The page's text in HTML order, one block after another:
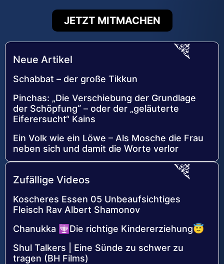
JETZT MITMACHEN
Neue Artikel
Schabbat – der große Tikkun
Pinchas: „Die Verschiebung der Grundlage
der Schöpfung“ – oder der „geläuterte
Eiferersucht“ Kains
Ein Volk wie ein Löwe – Als Mosche die Frau
neben sich und damit die Worte verlor
Zufällige Videos
Koscheres Essen 05 Unbeaufsichtiges
Fleisch Rav Albert Shamonov
Chanukka 🕎Die richtige Kindererziehung😇
Shul Talkers | Eine Sünde zu schwer zu
tragen (BH Films)